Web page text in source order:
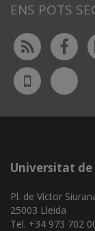
ENS POTS
Rss
UdL
App
Universitat de
Pl. de Víctor
25003 Lleida
Tel. +34 973 702